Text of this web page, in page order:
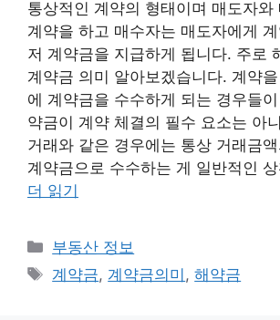
통상적인 계약의 형태이며 매도자와
계약을 하고 매수자는 매도자에게
저 계약금을 지급하게 됩니다. 주로
계약금 의미 알아보겠습니다. 계약
에 계약금을 수수하게 되는 경우들
약금이 계약 체결의 필수 요소는 아
거래와 같은 경우에는 통상 거래금
계약금으로 수수하는 게 일반적인
더 읽기
카
테
고
부동산 정보
태
계약금, 계약금의미 ,해약금